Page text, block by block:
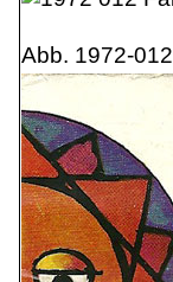
Abb. 1972-012